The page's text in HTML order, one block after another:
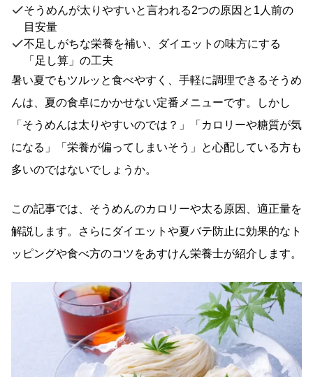
そうめんが太りやすいと言われる2つの原因と1人前の
目安量
不足しがちな栄養を補い、ダイエットの味方にする
「足し算」の工夫
暑い夏でもツルッと食べやすく、手軽に調理できるそうめ
んは、夏の食卓にかかせない定番メニューです。しかし
「そうめんは太りやすいのでは？」「カロリーや糖質が気
になる」「栄養が偏ってしまいそう」と心配している方も
多いのではないでしょうか。
この記事では、そうめんのカロリーや太る原因、適正量を
解説します。さらにダイエットや夏バテ防止に効果的なト
ッピングや食べ方のコツをあすけん栄養士が紹介します。